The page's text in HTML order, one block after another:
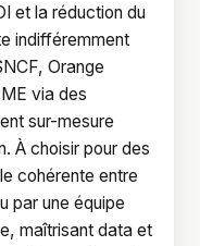
et la réduction du
indifféremment
Orange
via des
sur-mesure
À choisir pour des
cohérente entre
par une équipe
maîtrisant data et